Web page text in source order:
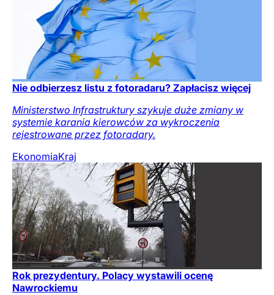
Nie odbierzesz listu z fotoradaru? Zapłacisz więcej
Ministerstwo Infrastruktury szykuje duże zmiany w
systemie karania kierowców za wykroczenia
rejestrowane przez fotoradary.
EkonomiaKraj
Rok prezydentury. Polacy wystawili ocenę
Nawrockiemu